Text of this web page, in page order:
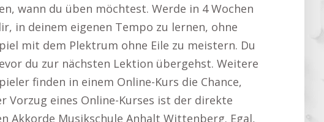
wann du üben möchtest. Werde in 4 Wochen
in deinem eigenen Tempo zu lernen, ohne
mit dem Plektrum ohne Eile zu meistern. Du
du zur nächsten Lektion übergehst. Weitere
finden in einem Online-Kurs die Chance,
Vorzug eines Online-Kurses ist der direkte
Akkorde Musikschule Anhalt Wittenberg. Egal,